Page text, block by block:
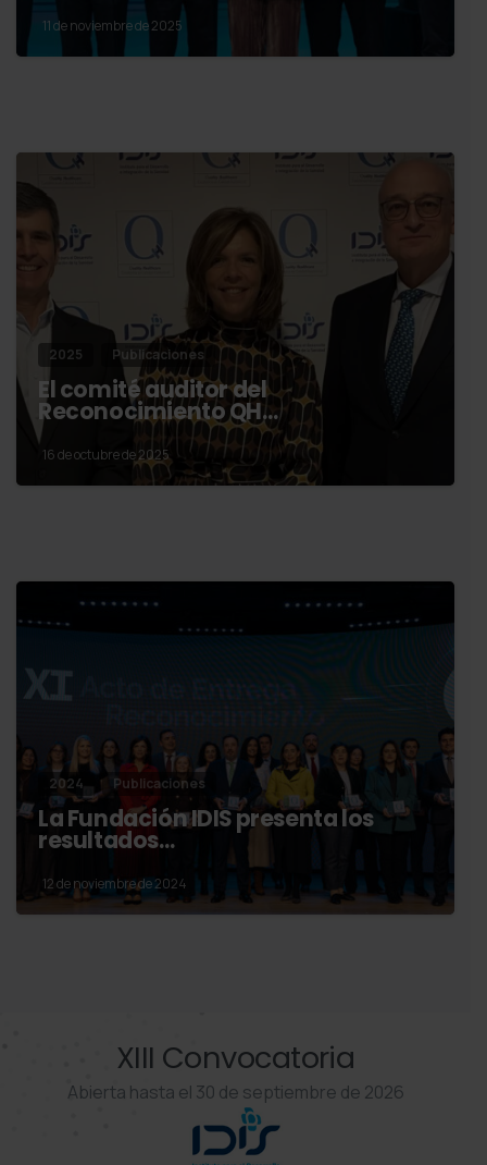
11 de noviembre de 2025
2025 Publicaciones
El comité auditor del
Reconocimiento QH…
16 de octubre de 2025
2024 Publicaciones
La Fundación IDIS presenta los
resultados…
12 de noviembre de 2024
XIII Convocatoria
Abierta hasta el 30 de septiembre de 2026